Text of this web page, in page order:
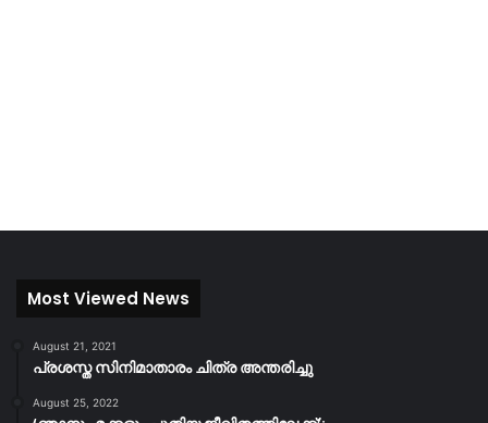
Most Viewed News
August 21, 2021
പ്രശസ്ത സിനിമാതാരം ചിത്ര അന്തരിച്ചു
August 25, 2022